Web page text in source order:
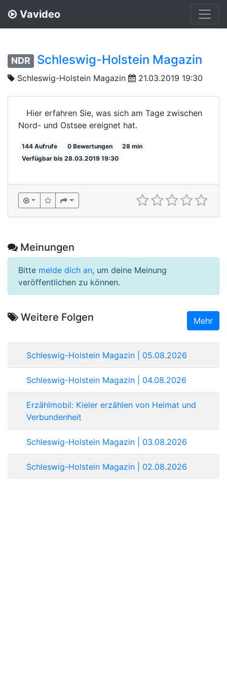
Vavideo
NDR Schleswig-Holstein Magazin
Schleswig-Holstein Magazin 21.03.2019 19:30
Hier erfahren Sie, was sich am Tage zwischen
Nord- und Ostsee ereignet hat.
144 Aufrufe 0 Bewertungen
28 min
Verfügbar bis 28.03.2019 19:30
Meinungen
Bitte melde dich an, um deine Meinung
veröffentlichen zu können.
Weitere Folgen Mehr
Schleswig-Holstein Magazin | 05.08.2026
Schleswig-Holstein Magazin | 04.08.2026
Erzählmobil: Kieler erzählen von Heimat und
Verbundenheit
Schleswig-Holstein Magazin | 03.08.2026
Schleswig-Holstein Magazin | 02.08.2026